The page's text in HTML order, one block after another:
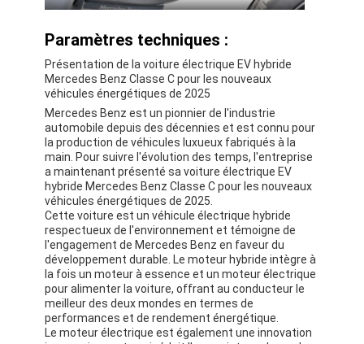
Paramètres techniques :
Présentation de la voiture électrique EV hybride
Mercedes Benz Classe C pour les nouveaux
véhicules énergétiques de 2025
Mercedes Benz est un pionnier de l'industrie
automobile depuis des décennies et est connu pour
la production de véhicules luxueux fabriqués à la
main. Pour suivre l'évolution des temps, l'entreprise
a maintenant présenté sa voiture électrique EV
hybride Mercedes Benz Classe C pour les nouveaux
véhicules énergétiques de 2025.
Cette voiture est un véhicule électrique hybride
respectueux de l'environnement et témoigne de
l'engagement de Mercedes Benz en faveur du
développement durable. Le moteur hybride intègre à
la fois un moteur à essence et un moteur électrique
pour alimenter la voiture, offrant au conducteur le
meilleur des deux mondes en termes de
performances et de rendement énergétique.
Le moteur électrique est également une innovation